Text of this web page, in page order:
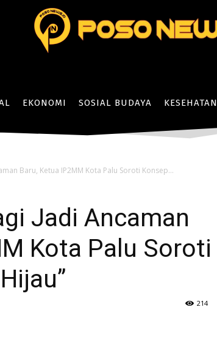
EKONOMI SOSIAL BUDAYA KESEHATAN
Baru, Ketua IP2MM Kota Palu Soroti Konsep...
Jadi Ancaman
Kota Palu Soroti
214